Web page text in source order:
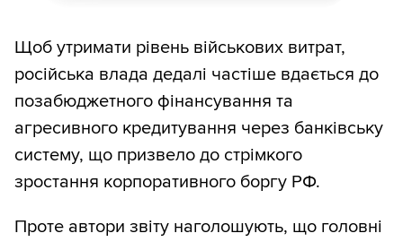
Щоб утримати рівень військових витрат,
російська влада дедалі частіше вдається до
позабюджетного фінансування та
агресивного кредитування через банківську
систему, що призвело до стрімкого
зростання корпоративного боргу РФ.
Проте автори звіту наголошують, що головні